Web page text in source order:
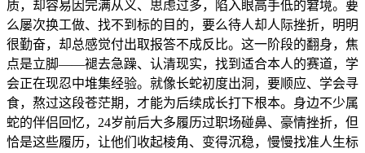
质，却容易因完满从义、思虑过多，陷入眼高手低的窘境。要
么屡次换工做、找不到标的目的，要么待人却人际挫折，明明
很勤奋，却总感觉付出取报答不成反比。这一阶段的翻身，焦
点是立脚——褪去急躁、认清现实，找到适合本人的赛道，学
会正在现忍中堆集经验。就像长蛇初度出洞，要顺应、学会寻
食，熬过这段苍茫期，才能为后续成长打下根本。身边不少属
蛇的伴侣回忆，24岁前后大多履历过职场碰鼻、豪情挫折，但
恰是这些履历，让他们收起棱角、变得沉稳，慢慢找准人生标